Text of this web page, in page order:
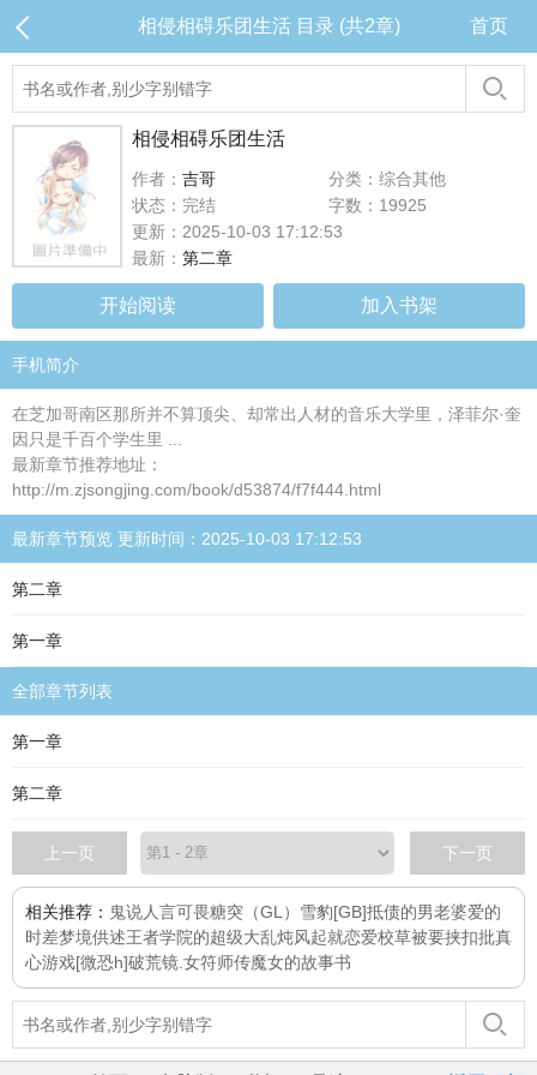
相侵相碍乐团生活 目录 (共2章) 首页
相侵相碍乐团生活
作者： 吉哥
分类：综合其他
状态：完结
字数：19925
更新：2025-10-03 17:12:53
最新： 第二章
开始阅读 加入书架
手机简介
在芝加哥南区那所并不算顶尖、却常出人材的音乐大学里，泽菲尔·奎
因只是千百个学生里 ...
最新章节推荐地址：
http://m.zjsongjing.com/book/d53874/f7f444.html
最新章节预览 更新时间：2025-10-03 17:12:53
第二章
第一章
全部章节列表
第一章
第二章
上一页 下一页
相关推荐： 鬼说人言可畏糖突（GL） 雪豹[GB]抵债的男老婆爱的
时差梦境供述王者学院的超级大乱炖风起就恋爱校草被要挟扣批真
心游戏[微恐h]破荒镜.女符师传魔女的故事书